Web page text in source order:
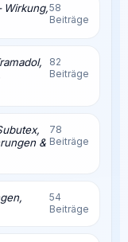
Wirkung,58
Beiträge
82
Beiträge
&
78
Beiträge
54
Beiträge